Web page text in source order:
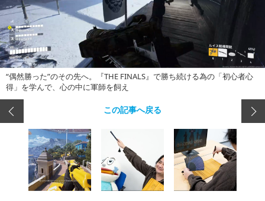
“偶然勝った”のその先へ。『THE FINALS』で勝ち続ける為の「初心者心
得」を学んで、心の中に軍師を飼え
この記事へ戻る